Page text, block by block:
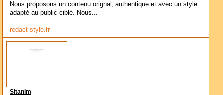
Nous proposons un contenu orignal, authentique et avec un style
adapté au public ciblé. Nous...
redact-style.fr
Sitanim